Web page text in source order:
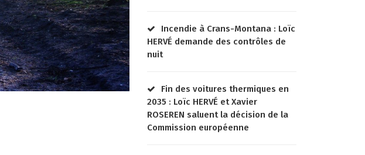
Incendie à Crans-Montana : Loïc
HERVÉ demande des contrôles de
nuit
Fin des voitures thermiques en
2035 : Loïc HERVÉ et Xavier
ROSEREN saluent la décision de la
Commission européenne